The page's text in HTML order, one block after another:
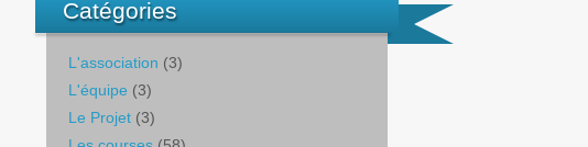
Catégories
L'association (3)
L'équipe (3)
Le Projet (3)